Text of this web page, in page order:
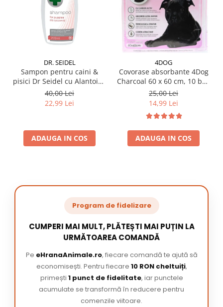
DR. SEIDEL
Sampon pentru caini &
pisici Dr Seidel cu Alantoina
220 ml
40,00 Lei
22,99 Lei
ADAUGA IN COS
4DOG
Covorase absorbante 4Dog
Charcoal 60 x 60 cm, 10 buc
/ pachet
25,00 Lei
14,99 Lei
ADAUGA IN COS
Program de fidelizare
CUMPERI MAI MULT, PLĂTEȘTI MAI PUȚIN LA
URMĂTOAREA COMANDĂ
Pe eHranaAnimale.ro, fiecare comandă te ajută să
economisești. Pentru fiecare 10 RON cheltuiți,
primești 1 punct de fidelitate, iar punctele
acumulate se transformă în reducere pentru
comenzile viitoare.